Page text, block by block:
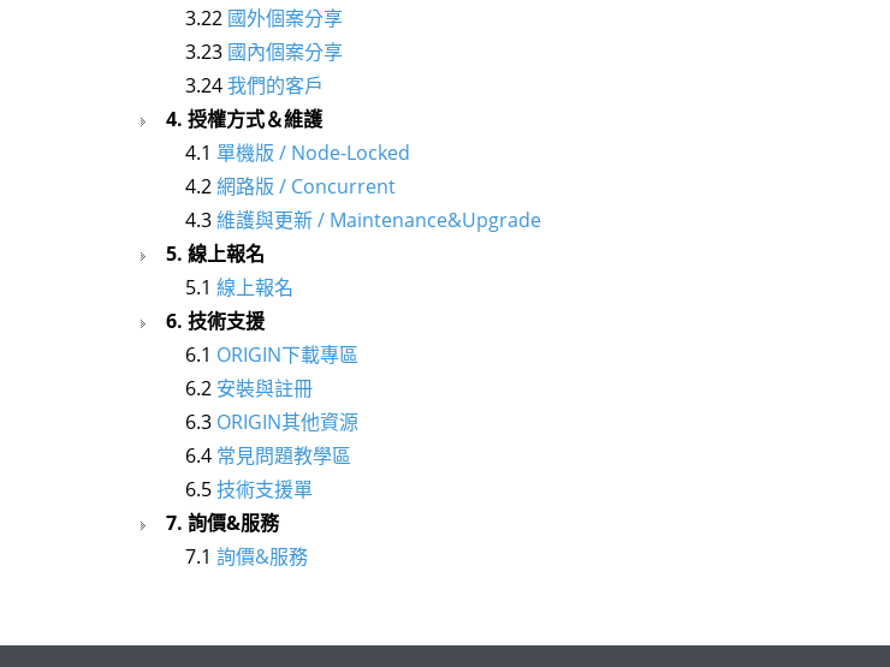
3.22 國外個案分享
3.23 國內個案分享
3.24我們的客戶
4. 授權方式＆維護
4.1 單機版 / Node-Locked
4.2網路版 / Concurrent
4.3維護與更新 / Maintenance&Upgrade
5. 線上報名
5.1 線上報名
6. 技術支援
6.1 ORIGIN下載專區
6.2 安裝與註冊
6.3 ORIGIN其他資源
6.4 常見問題教學區
6.5技術支援單
7. 詢價&服務
7.1 詢價&服務